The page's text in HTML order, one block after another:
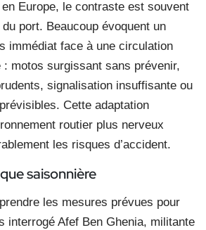
Europe, le contraste est souvent
port. Beaucoup évoquent un
immédiat face à une circulation
: motos surgissant sans prévenir,
signalisation insuffisante ou
Cette adaptation
routier plus nerveux
les risques d’accident.
saisonnière
les mesures prévues pour
interrogé Afef Ben Ghenia, militante